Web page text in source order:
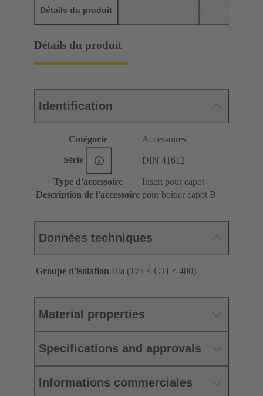
Détails du produit
Détails du produit
Identification
Catégorie Accessoires
Série DIN 41612
Type d'accessoire
Insert pour capot
Description de l'accessoire pour boîtier capot B
Données techniques
Groupe d'isolation IIIa (175 ≤ CTI < 400)
Material properties
Specifications and approvals
Informations commerciales